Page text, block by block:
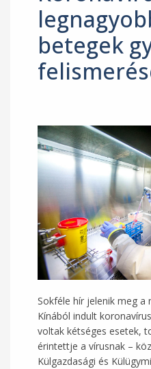
betegek
Sokféle hír jelenik meg a
Kínából indult
voltak kétséges esetek,
érintettje a vírusnak –
Külgazdasági és